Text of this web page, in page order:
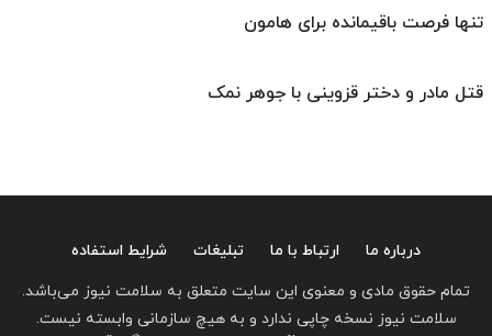
تنها فرصت باقیمانده برای هامون
قتل مادر و دختر قزوینی با جوهر نمک
درباره ما ارتباط با ما تبلیغات
شرایط استفاده
تمام حقوق مادی و معنوی این سایت متعلق به سلامت نیوز می‌باشد.
سلامت نیوز نسخه چاپی ندارد و به هیچ سازمانی وابسته نیست.